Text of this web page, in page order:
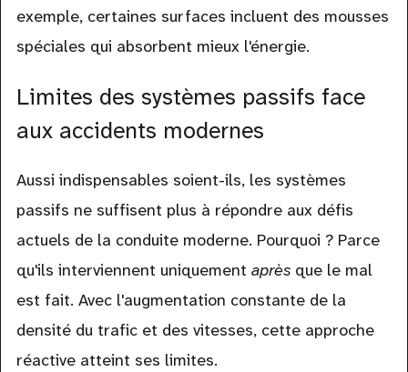
exemple, certaines surfaces incluent des mousses
spéciales qui absorbent mieux l'énergie.
Limites des systèmes passifs face
aux accidents modernes
Aussi indispensables soient-ils, les systèmes
passifs ne suffisent plus à répondre aux défis
actuels de la conduite moderne. Pourquoi ? Parce
qu'ils interviennent uniquement aprèsque le mal
est fait. Avec l'augmentation constante de la
densité du trafic et des vitesses, cette approche
réactive atteint ses limites.